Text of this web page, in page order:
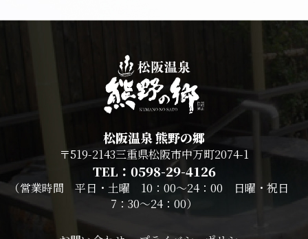
松阪温泉 熊野の郷
〒519-2143三重県松阪市中万町2074-1
TEL：0598-29-4126
（営業時間 平日・土曜 10：00～24：00 日曜・祝日
7：30～24：00）